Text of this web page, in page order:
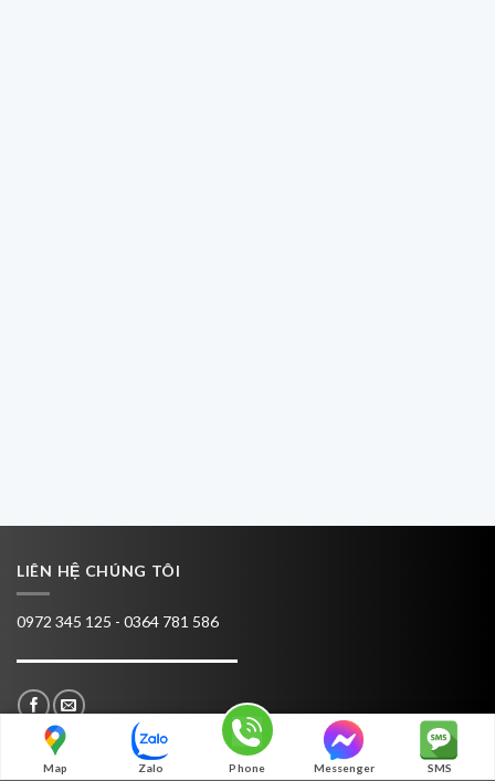
Map Zalo Phone Messenger SMS
LIÊN HỆ CHÚNG TÔI
0972 345 125 - 0364 781 586